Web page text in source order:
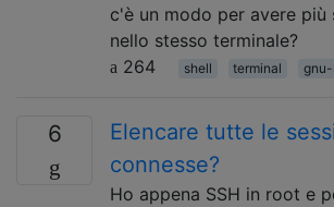
c'è un modo per avere più
nello stesso terminale?
264
shell terminal
6
Elencare tutte le
connesse?
Ho appena SSH in root e